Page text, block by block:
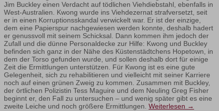
Jim Buckley einen Verdacht auf tödlichen Viehdiebstahl, ebenfalls in
West-Australien. Kwong wurde ins Viehdezernat strafversetzt, seit
er in einen Korruptionsskandal verwickelt war. Er ist der einzige,
dem eine Papierspur nachgewiesen werden konnte, deshalb hadert
er genussvoll mit seinem Schicksal. Dann kommen ihm jedoch der
Zufall und die dünne Personaldecke zur Hilfe: Kwong und Buckley
befinden sich ganz in der Nähe des Küstenstädtchens Hopetown, in
dem der Torso gefunden wurde, und sollen deshalb dort für einige
Zeit die Ermittlungen unterstützen. Für Kwong ist es eine gute
Gelegenheit, sich zu rehabilitieren und vielleicht mit seiner Karriere
noch auf einen grünen Zweig zu kommen. Zusammen mit Buckley,
der örtlichen Polizistin Tess Maguire und dem Neuling Greg Fisher
beginnt er, den Fall zu untersuchen – und wenig später gibt es eine
zweite Leiche und noch größere Ermittlungen. Weiterlesen →